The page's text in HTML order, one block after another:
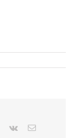
Pinterest
Vk Email